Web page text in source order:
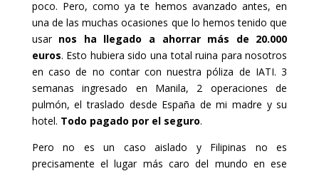
poco. Pero, como ya te hemos avanzado antes, en
una de las muchas ocasiones que lo hemos tenido que
usar nos ha llegado a ahorrar más de 20.000
euros. Esto hubiera sido una total ruina para nosotros
en caso de no contar con nuestra póliza de IATI. 3
semanas ingresado en Manila, 2 operaciones de
pulmón, el traslado desde España de mi madre y su
hotel. Todo pagado por el seguro.
Pero no es un caso aislado y Filipinas no es
precisamente el lugar más caro del mundo en ese